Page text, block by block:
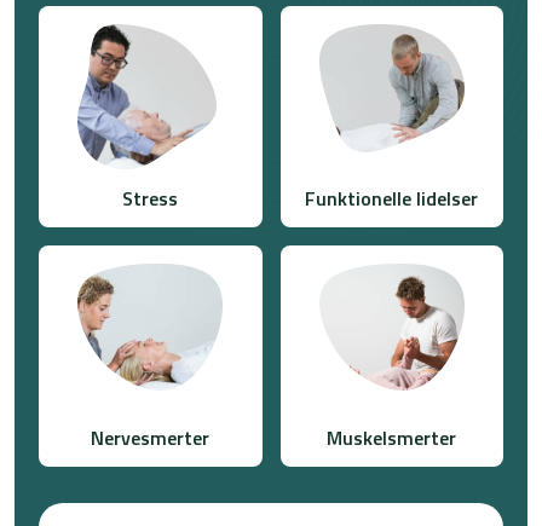
Stress Funktionelle lidelser
Nervesmerter Muskelsmerter